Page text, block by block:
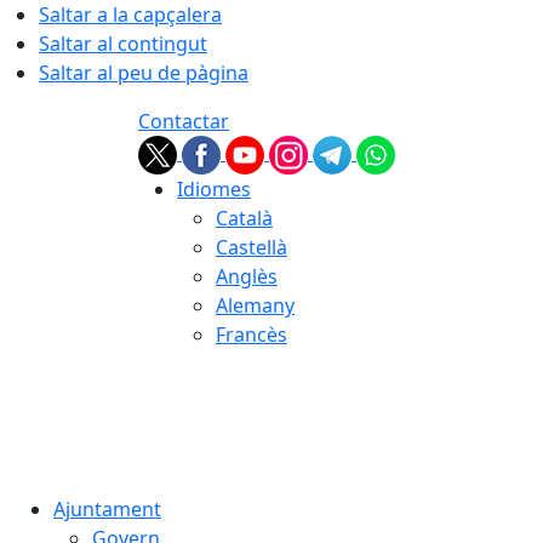
Saltar a la capçalera
Saltar al contingut
Saltar al peu de pàgina
Contactar
Idiomes
Català
Castellà
Anglès
Alemany
Francès
Ajuntament